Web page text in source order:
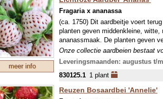
meer info
Fragaria x ananassa
(ca. 1750) Dit aardbeitje voert
planten geven middenkleine,
ananassmaak. De planten geven
Onze collectie aardbeien bestaat
mondjesmaat leverbaar zijn. In juli
welke in september wordt
Leveringsmaanden: augustus t/
830125.1 1 plant
Reuzen Bosaardbei 'Annelie'